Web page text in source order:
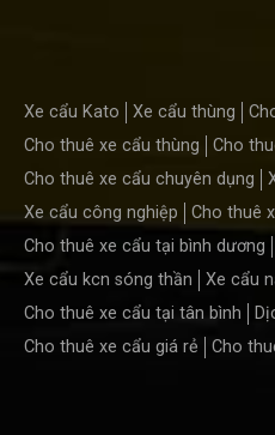
Xe cẩu Kato Xe cẩu thùng
Cho thuê xe cẩu thùng
Cho
Cho thuê xe cẩu chuyên dụng
Xe cẩu công nghiệp
Cho thuê
Cho thuê xe cẩu tại bình dương
Xe cẩu kcn sóng thần
Xe cẩu
Cho thuê xe cẩu tại tân bình
Cho thuê xe cẩu giá rẻ
Cho